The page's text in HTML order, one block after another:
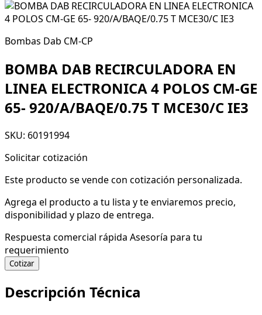
Bombas Dab CM-CP
BOMBA DAB RECIRCULADORA EN
LINEA ELECTRONICA 4 POLOS CM-GE
65- 920/A/BAQE/0.75 T MCE30/C IE3
SKU: 60191994
Solicitar cotización
Este producto se vende con cotización personalizada.
Agrega el producto a tu lista y te enviaremos precio,
disponibilidad y plazo de entrega.
Respuesta comercial rápida Asesoría para tu
requerimiento
Cotizar
Descripción Técnica